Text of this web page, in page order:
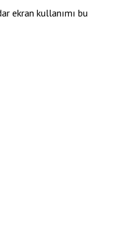
ekran kullanımı bu